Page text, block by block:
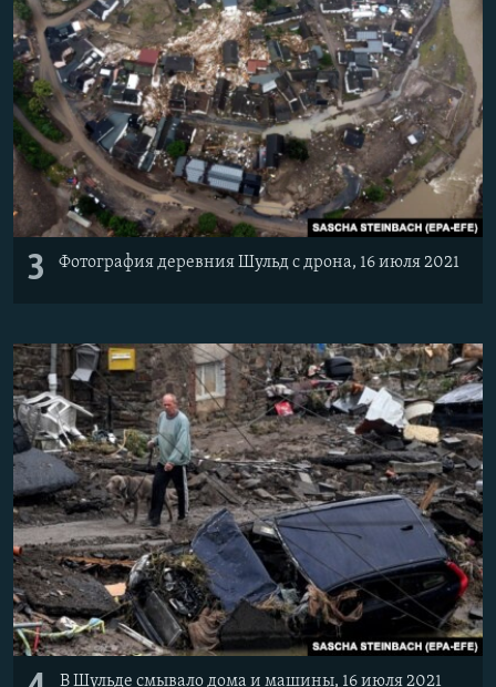
3 Фотография деревния Шульд с дрона, 16 июля 2021
В Шульде смывало дома и машины, 16 июля 2021